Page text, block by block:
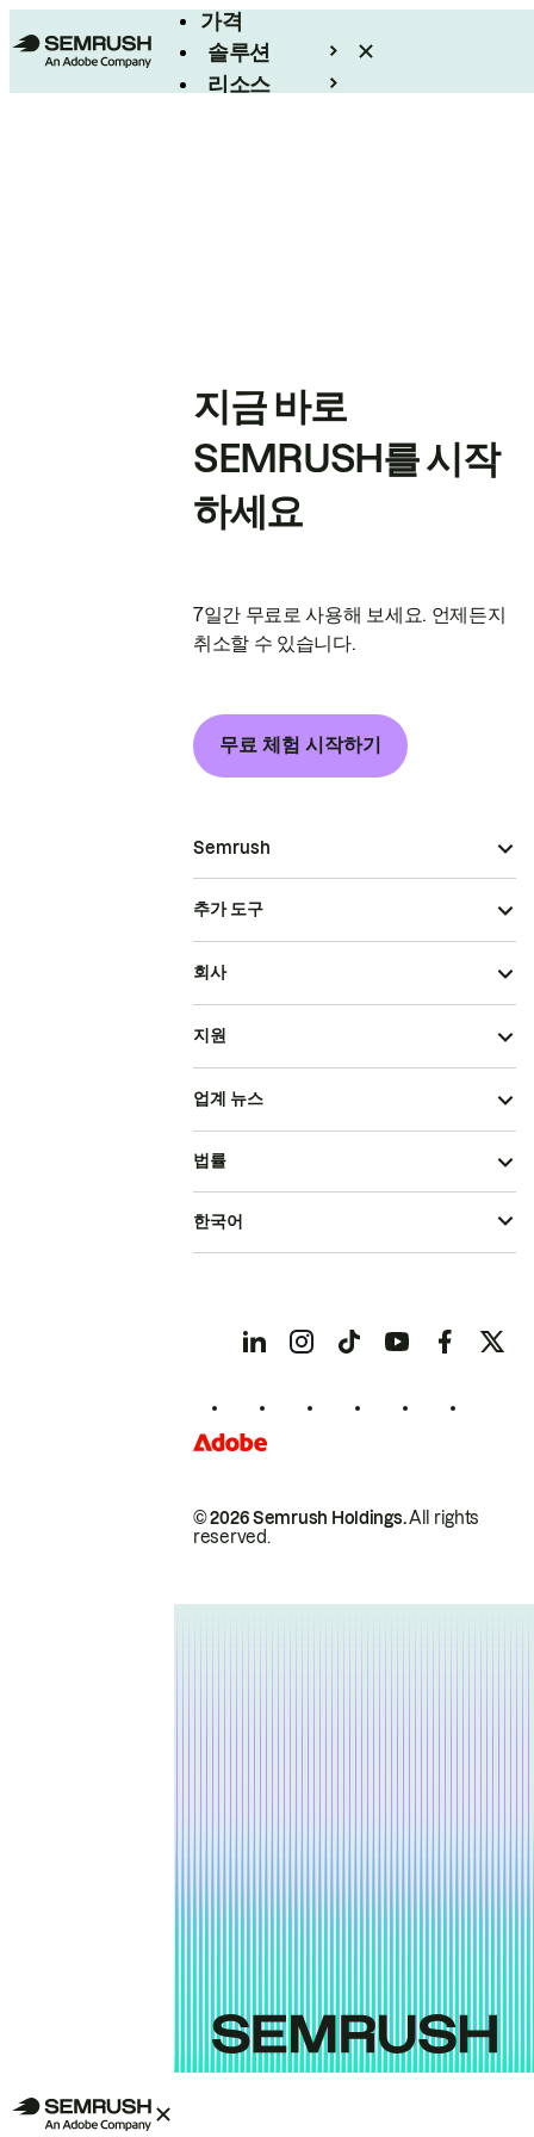
가격
솔루션
리소스
지금 바로
SEMRUSH를 시작
하세요
7일간 무료로 사용해 보세요. 언제든지
취소할 수 있습니다.
무료 체험 시작하기
Semrush
추가 도구
회사
지원
업계 뉴스
© 2026 Semrush Holdings.All rights
reserved.
법률
한국어